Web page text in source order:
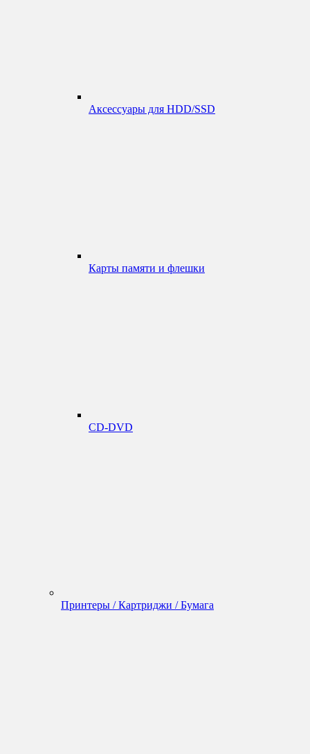
Аксессуары для HDD/SSD
Карты памяти и флешки
CD-DVD
Принтеры / Картриджи / Бумага